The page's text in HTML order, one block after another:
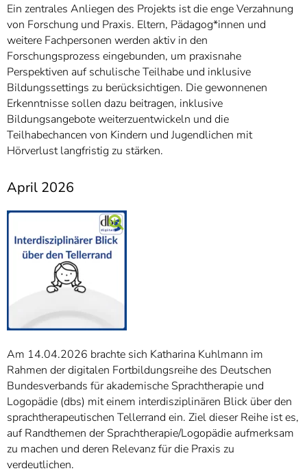
Ein zentrales Anliegen des Projekts ist die enge Verzahnung
von Forschung und Praxis. Eltern, Pädagog*innen und
weitere Fachpersonen werden aktiv in den
Forschungsprozess eingebunden, um praxisnahe
Perspektiven auf schulische Teilhabe und inklusive
Bildungssettings zu berücksichtigen. Die gewonnenen
Erkenntnisse sollen dazu beitragen, inklusive
Bildungsangebote weiterzuentwickeln und die
Teilhabechancen von Kindern und Jugendlichen mit
Hörverlust langfristig zu stärken.
April 2026
Am 14.04.2026 brachte sich Katharina Kuhlmann im
Rahmen der digitalen Fortbildungsreihe des Deutschen
Bundesverbands für akademische Sprachtherapie und
Logopädie (dbs) mit einem interdisziplinären Blick über den
sprachtherapeutischen Tellerrand ein. Ziel dieser Reihe ist es,
auf Randthemen der Sprachtherapie/Logopädie aufmerksam
zu machen und deren Relevanz für die Praxis zu
verdeutlichen.